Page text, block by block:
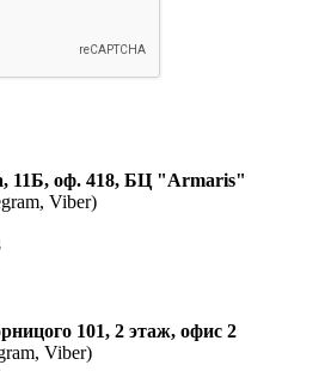
11Б, оф. 418, БЦ "Armaris"
Viber)
101, 2 этаж, офис 2
Viber)